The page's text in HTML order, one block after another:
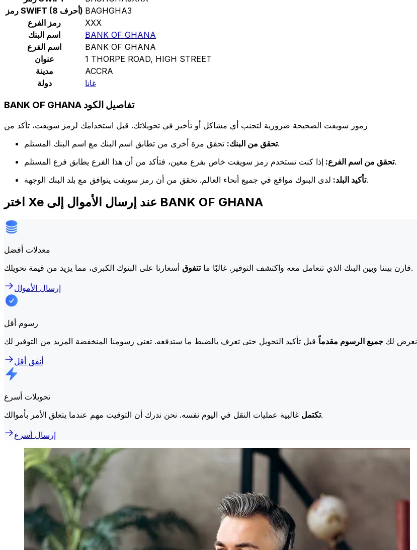
رمز SWIFT (8 أحرف) BAGHGHA3
رمز الفرع
XXX
اسم البنك
BANK OF GHANA
اسم الفرع
BANK OF GHANA
عنوان
1 THORPE ROAD, HIGH STREET
مدينة
ACCRA
دولة
غانا
BANK OF GHANA تفاصيل الكود
رموز سويفت الصحيحة ضرورية لتجنب أي مشاكل أو تأخير في تحويلاتك. قبل استخدامك لرمز سويفت، تأكد من
تحقق من البنك:تحقق مرة أخرى من تطابق اسم البنك مع اسم البنك المستلم.
تحقق من اسم الفرع:إذا كنت تستخدم رمز سويفت خاص بفرع معين، فتأكد من أن هذا الفرع يطابق فرع المستلم.
تأكيد البلد:لدى البنوك مواقع في جميع أنحاء العالم. تحقق من أن رمز سويفت يتوافق مع بلد البنك الوجهة.
اختر Xe عند إرسال الأموال إلى BANK OF GHANA
معدلات أفضل
قارن بيننا وبين البنك الذي تتعامل معه واكتشف التوفير. غالبًا ماتتفوق
أسعارنا على البنوك الكبرى، مما يزيد من قيمة تحويلك.
إرسال الأموال
رسوم أقل
نعرض لك جميع الرسوم مقدماً
أنفق أقل
تحويلات أسرع
تكتملغالبية عمليات النقل في اليوم نفسه. نحن ندرك أن التوقيت مهم عندما يتعلق الأمر بأموالك.
إرسال أسرع